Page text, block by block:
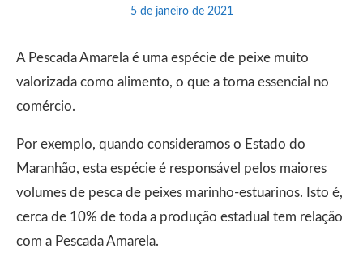
5 de janeiro de 2021
A Pescada Amarela é uma espécie de peixe muito
valorizada como alimento, o que a torna essencial no
comércio.
Por exemplo, quando consideramos o Estado do
Maranhão, esta espécie é responsável pelos maiores
volumes de pesca de peixes marinho-estuarinos. Isto é,
cerca de 10% de toda a produção estadual tem relação
com a Pescada Amarela.